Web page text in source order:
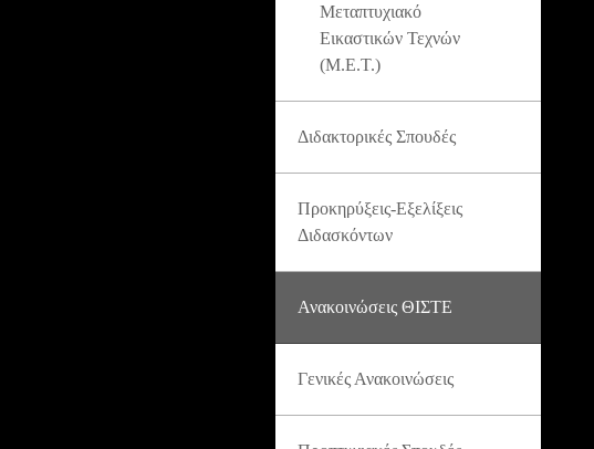
Μεταπτυχιακό
Εικαστικών Τεχνών
(Μ.Ε.Τ.)
Διδακτορικές Σπουδές
Προκηρύξεις-Εξελίξεις
Διδασκόντων
Ανακοινώσεις ΘΙΣΤΕ
Γενικές Ανακοινώσεις